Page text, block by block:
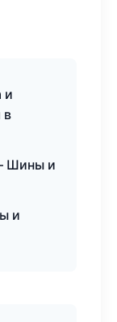
и
в
Шины и
и